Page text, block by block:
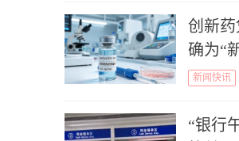
创新
确为“
新闻快讯
“银行